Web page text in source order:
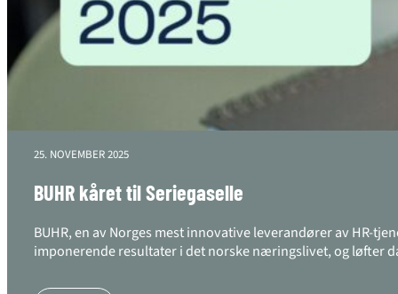
25. NOVEMBER 2025
BUHR kåret til Seriegaselle
BUHR, en av Norges mest innovative leverandører av HR-
imponerende resultater i det norske næringslivet, og løfter